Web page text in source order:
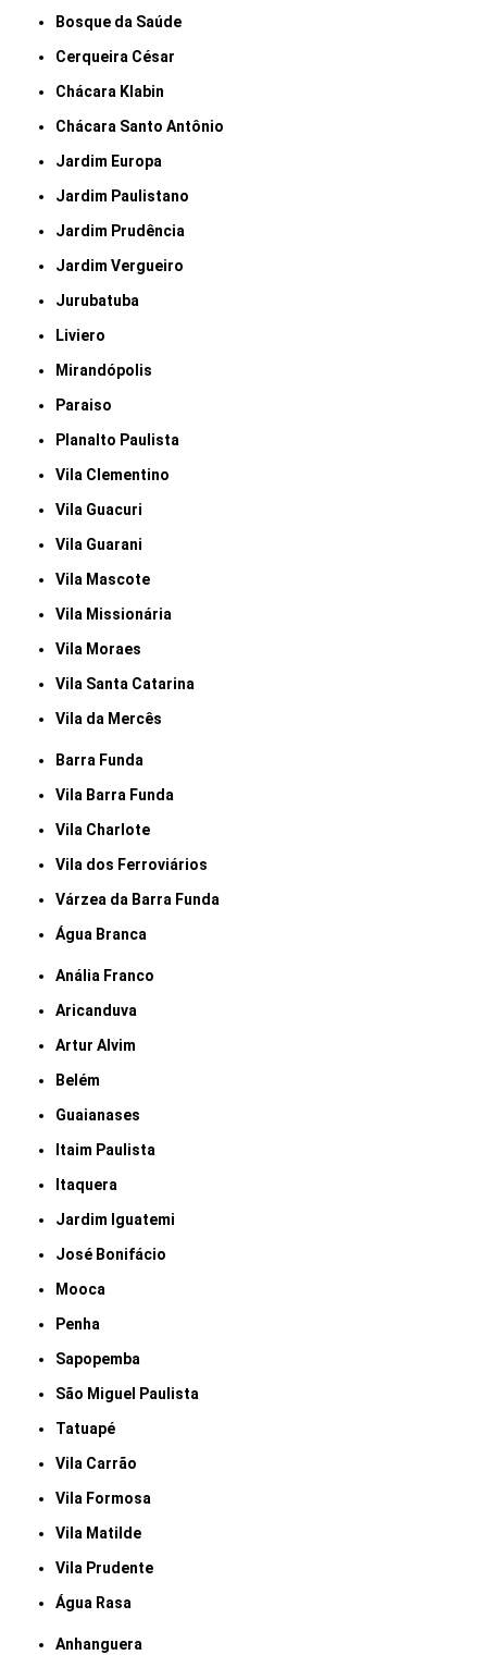
Bosque da Saúde
Cerqueira César
Chácara Klabin
Chácara Santo Antônio
Jardim Europa
Jardim Paulistano
Jardim Prudência
Jardim Vergueiro
Jurubatuba
Liviero
Mirandópolis
Paraiso
Planalto Paulista
Vila Clementino
Vila Guacuri
Vila Guarani
Vila Mascote
Vila Missionária
Vila Moraes
Vila Santa Catarina
Vila da Mercês
Barra Funda
Vila Barra Funda
Vila Charlote
Vila dos Ferroviários
Várzea da Barra Funda
Água Branca
Anália Franco
Aricanduva
Artur Alvim
Belém
Guaianases
Itaim Paulista
Itaquera
Jardim Iguatemi
José Bonifácio
Mooca
Penha
Sapopemba
São Miguel Paulista
Tatuapé
Vila Carrão
Vila Formosa
Vila Matilde
Vila Prudente
Água Rasa
Anhanguera